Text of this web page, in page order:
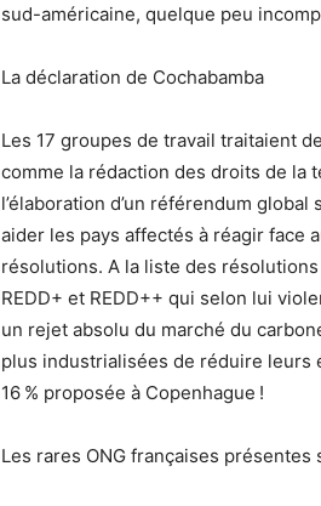
sud-américaine, quelque peu
La déclaration de Cochabamba
Les 17 groupes de travail traitaient
comme la rédaction des droits de la
l’élaboration d’un référendum
aider les pays affectés à réagir face
résolutions. A la liste des
REDD+ et REDD++ qui selon lui
un rejet absolu du marché du
plus industrialisées de réduire leurs
16 % proposée à Copenhague !
Les rares ONG françaises présentes